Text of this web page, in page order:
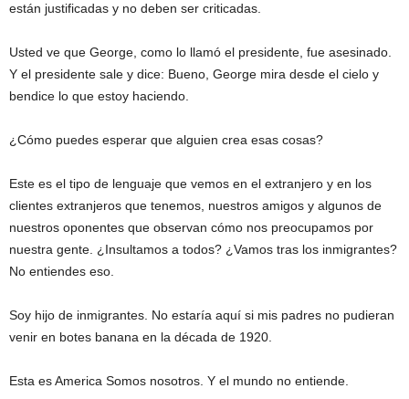
están justificadas y no deben ser criticadas.
Usted ve que George, como lo llamó el presidente, fue asesinado.
Y el presidente sale y dice: Bueno, George mira desde el cielo y
bendice lo que estoy haciendo.
¿Cómo puedes esperar que alguien crea esas cosas?
Este es el tipo de lenguaje que vemos en el extranjero y en los
clientes extranjeros que tenemos, nuestros amigos y algunos de
nuestros oponentes que observan cómo nos preocupamos por
nuestra gente. ¿Insultamos a todos? ¿Vamos tras los inmigrantes?
No entiendes eso.
Soy hijo de inmigrantes. No estaría aquí si mis padres no pudieran
venir en botes banana en la década de 1920.
Esta es America Somos nosotros. Y el mundo no entiende.